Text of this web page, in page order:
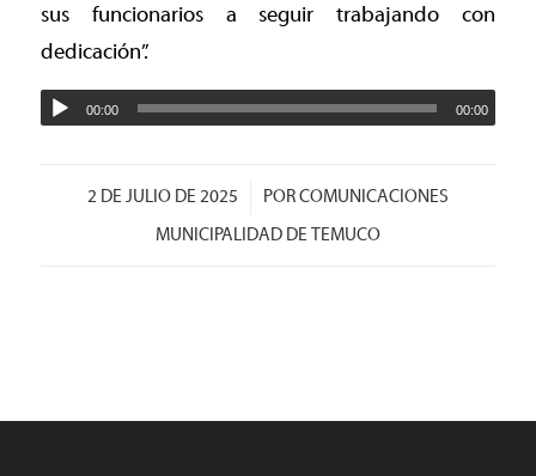
sus funcionarios a seguir trabajando con
dedicación”.
00:00 00:00
2 DE JULIO DE 2025
/ PORCOMUNICACIONES
MUNICIPALIDAD DE TEMUCO